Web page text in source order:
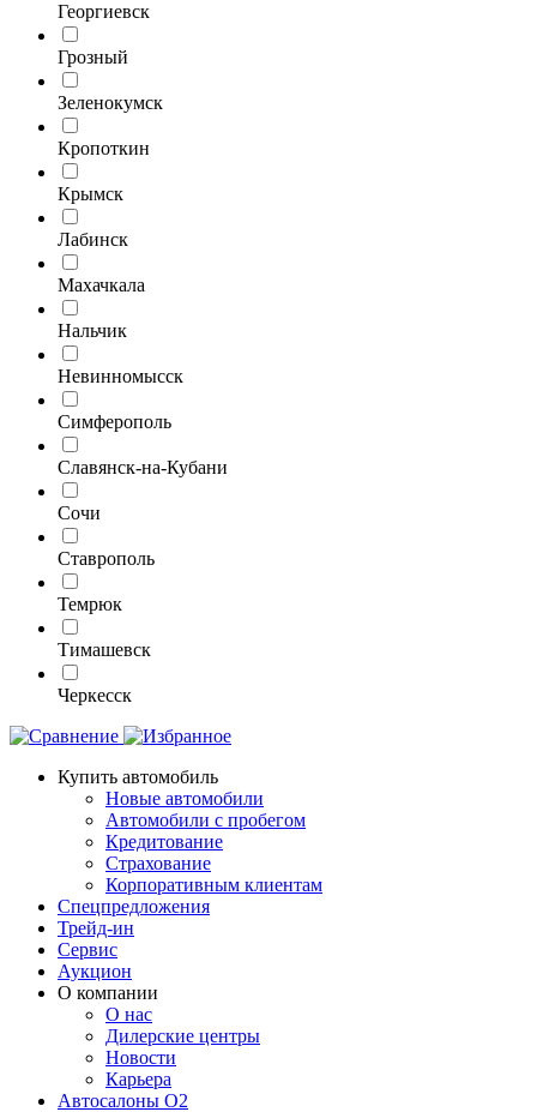
Георгиевск
Грозный
Зеленокумск
Кропоткин
Крымск
Лабинск
Махачкала
Нальчик
Невинномысск
Симферополь
Славянск-на-Кубани
Сочи
Ставрополь
Темрюк
Тимашевск
Черкесск
Купить автомобиль
Новые автомобили
Автомобили с пробегом
Кредитование
Страхование
Корпоративным клиентам
Спецпредложения
Трейд-ин
Сервис
Аукцион
О компании
О нас
Дилерские центры
Новости
Карьера
Автосалоны O2